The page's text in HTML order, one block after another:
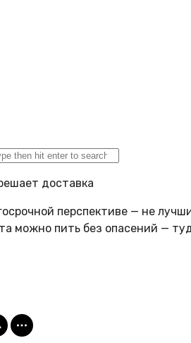
доставка
перспективе — не
можно пить без опасений —